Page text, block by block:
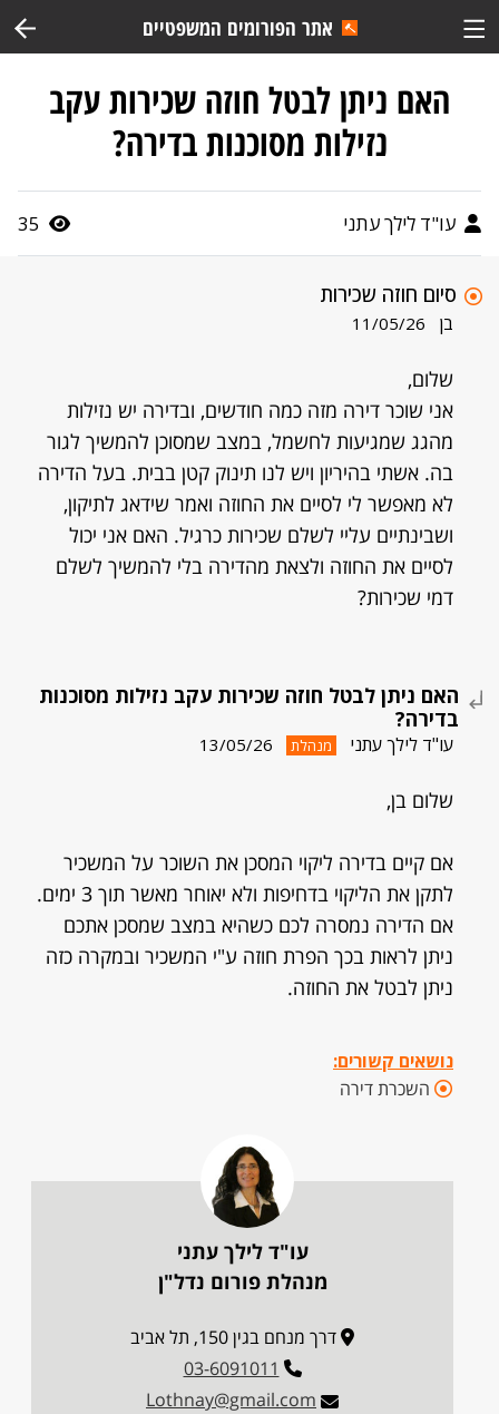
אתר הפורומים המשפטיים
האם ניתן לבטל חוזה שכירות עקב
נזילות מסוכנות בדירה?
עו"ד לילך עתני 35
סיום חוזה שכירות
בן 11/05/26
שלום,
אני שוכר דירה מזה כמה חודשים, ובדירה יש נזילות
מהגג שמגיעות לחשמל, במצב שמסוכן להמשיך לגור
בה. אשתי בהיריון ויש לנו תינוק קטן בבית. בעל הדירה
לא מאפשר לי לסיים את החוזה ואמר שידאג לתיקון,
ושבינתיים עליי לשלם שכירות כרגיל. האם אני יכול
לסיים את החוזה ולצאת מהדירה בלי להמשיך לשלם
דמי שכירות?
האם ניתן לבטל חוזה שכירות עקב נזילות מסוכנות
בדירה?
עו"ד לילך עתני מנהלת 13/05/26
שלום בן,
אם קיים בדירה ליקוי המסכן את השוכר על המשכיר
לתקן את הליקוי בדחיפות ולא יאוחר מאשר תוך 3 ימים.
אם הדירה נמסרה לכם כשהיא במצב שמסכן אתכם
ניתן לראות בכך הפרת חוזה ע"י המשכיר ובמקרה כזה
ניתן לבטל את החוזה.
נושאים קשורים:
השכרת דירה
עו"ד לילך עתני
מנהלת פורום נדל"ן
דרך מנחם בגין 150, תל אביב
03-6091011
Lothnay@gmail.com